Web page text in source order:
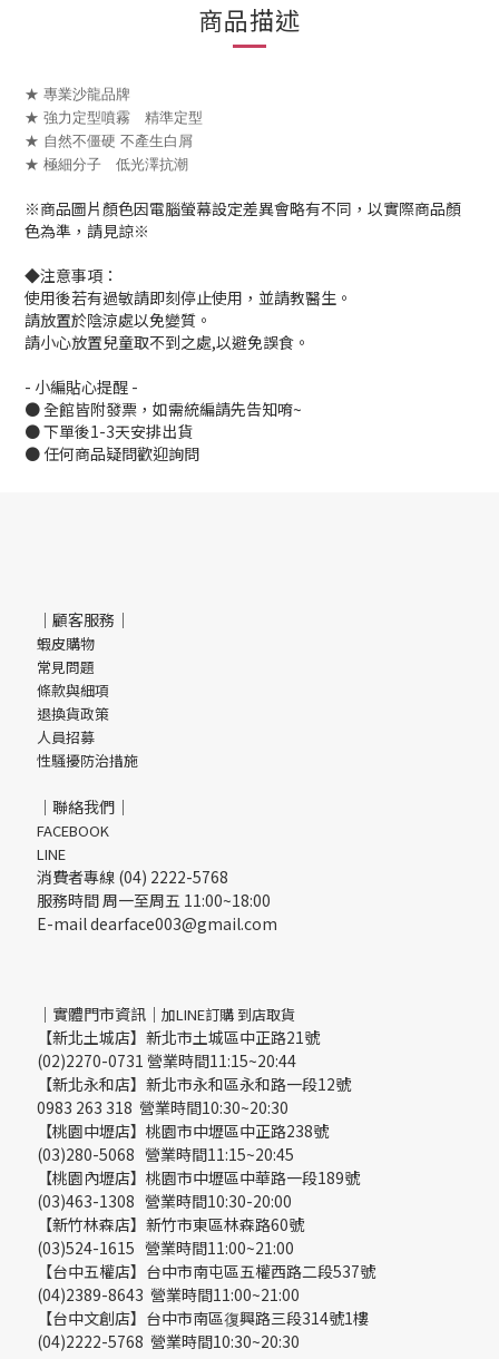
商品描述
★ 專業沙龍品牌
★ 強力定型噴霧 精準定型
★ 自然不僵硬 不產生白屑
★ 極細分子 低光澤抗潮
※商品圖片顏色因電腦螢幕設定差異會略有不同，以實際商品顏
色為準，請見諒※
◆注意事項：
使用後若有過敏請即刻停止使用，並請教醫生。
請放置於陰涼處以免變質。
請小心放置兒童取不到之處,以避免誤食。
- 小編貼心提醒 -
● 全館皆附發票，如需統編請先告知唷~
● 下單後1-3天安排出貨
● 任何商品疑問歡迎詢問
｜顧客服務｜
蝦皮購物
常見問題
條款與細項
退換貨政策
人員招募
性騷擾防治措施
｜聯絡我們｜
FACEBOOK
LINE
消費者專線 (04) 2222-5768
服務時間 周一至周五 11:00~18:00
E-mail dearface003@gmail.com
｜實體門市資訊｜ 加LINE訂購 到店取貨
【新北土城店】新北市土城區中正路21號
(02)2270-0731 營業時間11:15~20:44
【新北永和店】新北市永和區永和路一段12號
0983 263 318 營業時間10:30~20:30
【桃園中壢店】桃園市中壢區中正路238號
(03)280-5068 營業時間11:15~20:45
【桃園內壢店】桃園市中壢區中華路一段189號
(03)463-1308 營業時間10:30-20:00
【新竹林森店】新竹市東區林森路60號
(03)524-1615 營業時間11:00~21:00
【台中五權店】台中市南屯區五權西路二段537號
(04)2389-8643 營業時間11:00~21:00
【台中文創店】台中市南區復興路三段314號1樓
(04)2222-5768 營業時間10:30~20:30